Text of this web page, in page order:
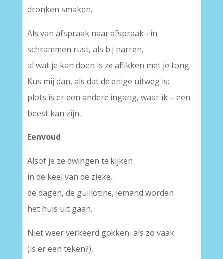
dronken smaken.
Als van afspraak naar afspraak– in
schrammen rust, als bij narren,
al wat je kan doen is ze aflikken met je tong.
Kus mij dan, als dat de enige uitweg is:
plots is er een andere ingang, waar ik – een
beest kan zijn.
Eenvoud
Alsof je ze dwingen te kijken
in de keel van de zieke,
de dagen, de guillotine, iemand worden
het huis uit gaan.
Niet weer verkeerd gokken, als zo vaak
(is er een teken?),